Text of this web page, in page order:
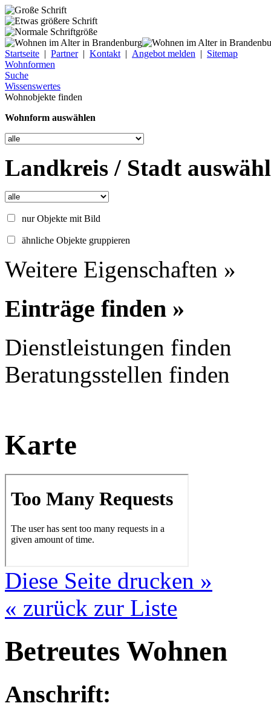
Startseite | Partner| Kontakt | Angebot melden | Sitemap
Wohnformen
Suche
Wissenswertes
Wohnobjekte finden
Wohnform auswählen
Landkreis / Stadt
nur Objekte mit Bild
ähnliche Objekte gruppieren
Weitere Eigenschaften »
Einträge finden »
Dienstleistungen finden
Beratungsstellen finden
Karte
Diese Seite drucken »
« zurück zur Liste
Betreutes Wohnen
Anschrift: